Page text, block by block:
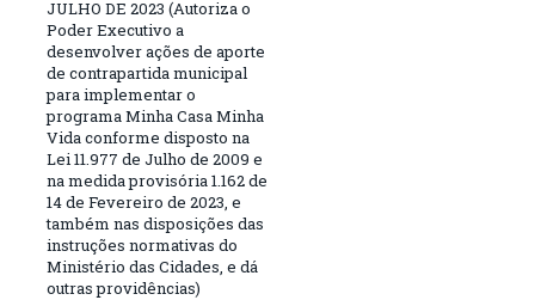
JULHO DE 2023 (Autoriza o
Poder Executivo a
desenvolver ações de aporte
de contrapartida municipal
para implementar o
programa Minha Casa Minha
Vida conforme disposto na
Lei 11.977 de Julho de 2009 e
na medida provisória 1.162 de
14 de Fevereiro de 2023, e
também nas disposições das
instruções normativas do
Ministério das Cidades, e dá
outras providências)